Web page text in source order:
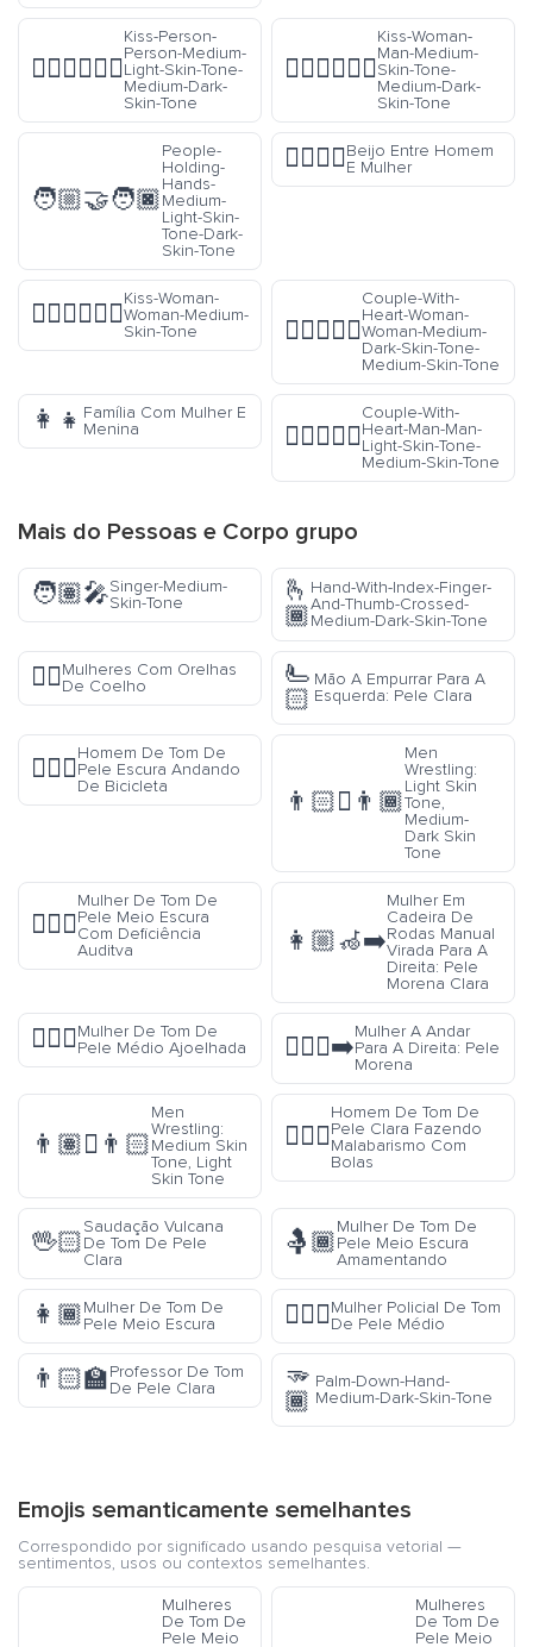
🧑🏼‍❤️‍💋‍🧑🏾
Kiss-Person-
Person-Medium-
Light-Skin-Tone-
Medium-Dark-
Skin-Tone
👩🏽‍❤️‍💋‍👨🏾
Kiss-Woman-
Man-Medium-
Skin-Tone-
Medium-Dark-
Skin-Tone
🧑🏼‍🤝‍🧑🏿
People-
Holding-
Hands-
Medium-
Light-Skin-
Tone-Dark-
Skin-Tone
👩‍❤️‍💋‍👨Beijo Entre Homem
E Mulher
👩🏽‍❤️‍💋‍👩🏽
Kiss-Woman-
Woman-Medium-
Skin-Tone
👩🏾‍❤️‍👩🏽
Couple-With-
Heart-Woman-
Woman-Medium-
Dark-Skin-Tone-
Medium-Skin-Tone
👩‍👧 Família Com Mulher E
Menina
👨🏻‍❤️‍👨🏽
Couple-With-
Heart-Man-Man-
Light-Skin-Tone-
Medium-Skin-Tone
Mais do Pessoas e Corpo grupo
🧑🏽‍🎤Singer-Medium-
Skin-Tone
🫰
🏾
Hand-With-Index-Finger-
And-Thumb-Crossed-
Medium-Dark-Skin-Tone
👯‍♀️Mulheres Com Orelhas
De Coelho
🫷
🏻
Mão A Empurrar Para A
Esquerda: Pele Clara
🚴🏿‍♂️
Homem De Tom De
Pele Escura Andando
De Bicicleta
👨🏻‍🫯‍👨🏾
Men
Wrestling:
Light Skin
Tone,
Medium-
Dark Skin
Tone
🧏🏾‍♀️
Mulher De Tom De
Pele Meio Escura
Com Deficiência
Auditva
👩🏼‍🦽‍➡️
Mulher Em
Cadeira De
Rodas Manual
Virada Para A
Direita: Pele
Morena Clara
🧎🏽‍♀️Mulher De Tom De
Pele Médio Ajoelhada
🚶🏽‍♀️‍➡️
Mulher A Andar
Para A Direita: Pele
Morena
👨🏽‍🫯‍👨🏻
Men
Wrestling:
Medium Skin
Tone, Light
Skin Tone
🤹🏻‍♂️
Homem De Tom De
Pele Clara Fazendo
Malabarismo Com
Bolas
🖖🏻
Saudação Vulcana
De Tom De Pele
Clara
🤱🏾
Mulher De Tom De
Pele Meio Escura
Amamentando
👩🏾Mulher De Tom De
Pele Meio Escura
👮🏽‍♀️Mulher Policial De Tom
De Pele Médio
👨🏻‍🏫Professor De Tom
De Pele Clara
🫳
🏾
Palm-Down-Hand-
Medium-Dark-Skin-Tone
Emojis semanticamente semelhantes
Correspondido por significado usando pesquisa vetorial —
sentimentos, usos ou contextos semelhantes.
Mulheres
De Tom De
Pele Meio
Mulheres
De Tom De
Pele Meio